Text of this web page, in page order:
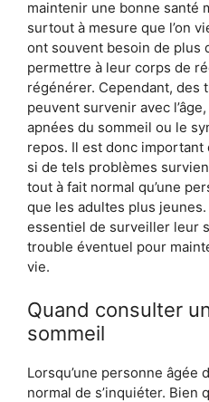
maintenir une bonne santé
surtout à mesure que l’on
ont souvent besoin de plus
permettre à leur corps de
régénérer. Cependant, des
peuvent survenir avec
apnées du sommeil ou le
repos. Il est donc
si de tels problèmes
tout à fait normal qu’une
que les adultes plus
essentiel de surveiller leur
trouble éventuel pour
vie.
Quand consulter
sommeil
Lorsqu’une personne âgée
normal de s’inquiéter. Bien